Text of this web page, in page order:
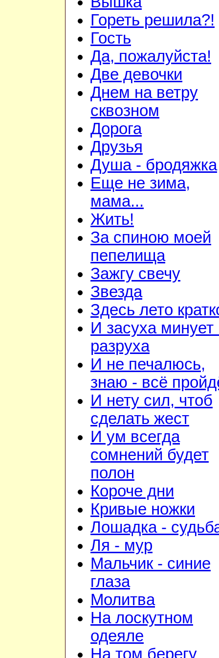
Гореть решила?!
Гость
Да, пожалуйста!
Две девочки
Днем на ветру
сквозном
Дорога
Друзья
Душа - бродяжка
Еще не зима,
мама...
Жить!
За спиною моей
пепелища
Зажгу свечу
Звезда
Здесь лето
И засуха минует
разруха
И не печалюсь,
знаю - всё
И нету сил, чтоб
сделать жест
И ум всегда
сомнений будет
полон
Короче дни
Кривые ножки
Лошадка -
Ля - мур
Мальчик - синие
глаза
Молитва
На лоскутном
одеяле
На том берегу